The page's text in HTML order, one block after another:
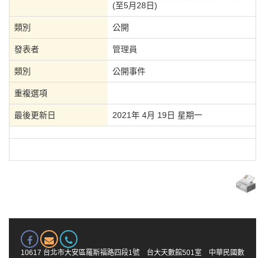
(至5月28日)
類別 公開
發表者 管理員
類別 公開事件
重複選項
最後更新日 2021年 4月 19日 星期一
10617 台北市大安區羅斯福路四段1號 台大天數館501室 中華民國數